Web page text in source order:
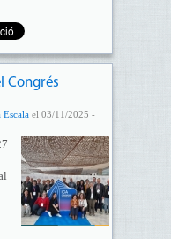
Congrés
Escalael 03/11/2025 -